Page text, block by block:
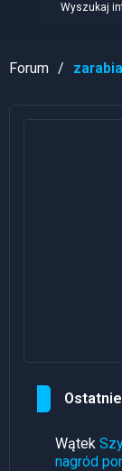
Wyszukaj
Forum
Wątek
nagród